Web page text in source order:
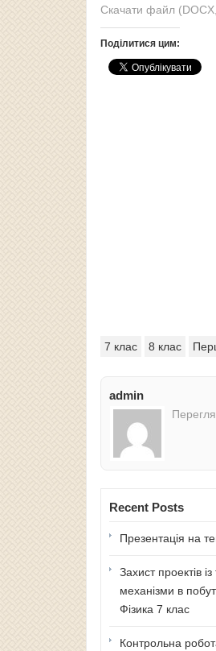
Скачати файл
Поділитися цим:
7 клас 8 клас
admin
Recent Posts
Презентація на
Захист проектів
механізми в
Фізика 7 клас
Контрольна